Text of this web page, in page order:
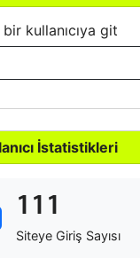
kullanıcıya git
İstatistikleri
111
Siteye Giriş Sayısı